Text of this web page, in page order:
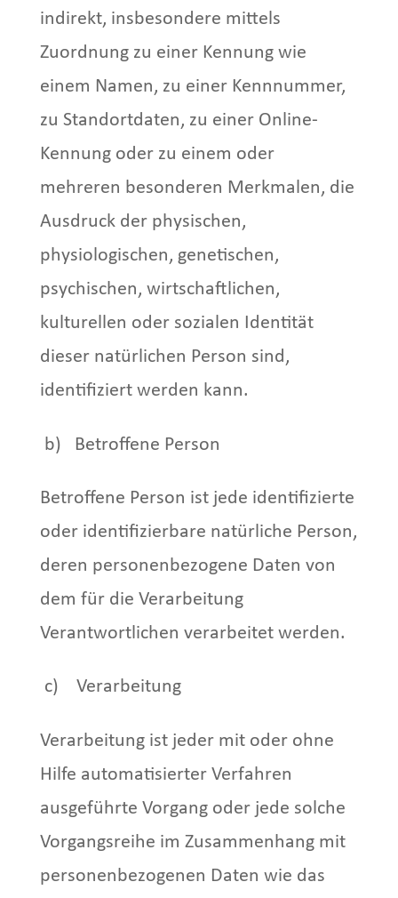
indirekt, insbesondere mittels
Zuordnung zu einer Kennung wie
einem Namen, zu einer Kennnummer,
zu Standortdaten, zu einer Online-
Kennung oder zu einem oder
mehreren besonderen Merkmalen, die
Ausdruck der physischen,
physiologischen, genetischen,
psychischen, wirtschaftlichen,
kulturellen oder sozialen Identität
dieser natürlichen Person sind,
identifiziert werden kann.
b) Betroffene Person
Betroffene Person ist jede identifizierte
oder identifizierbare natürliche Person,
deren personenbezogene Daten von
dem für die Verarbeitung
Verantwortlichen verarbeitet werden.
c) Verarbeitung
Verarbeitung ist jeder mit oder ohne
Hilfe automatisierter Verfahren
ausgeführte Vorgang oder jede solche
Vorgangsreihe im Zusammenhang mit
personenbezogenen Daten wie das